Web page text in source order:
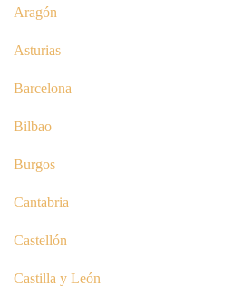
Aragón
Asturias
Barcelona
Bilbao
Burgos
Cantabria
Castellón
Castilla y León